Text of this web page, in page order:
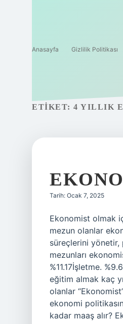
Anasayfa Gizlilik Politikası
ETIKET: 4 YILLIK
Tarih: Ocak 7, 2025
Ekonomist olmak
mezun olanlar
süreçlerini
mezunları
%11.17İşletme.
eğitim almak kaç
olanlar
ekonomi
kadar maaş alır?